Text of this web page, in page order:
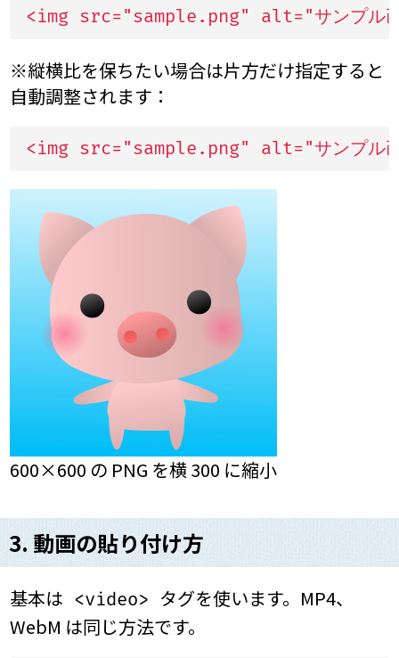
<img src="sample.png" alt="サンプ
※縦横比を保ちたい場合は片方だけ指定すると
自動調整されます：
<img src="sample.png" alt="サンプル
600×600 の PNG を横 300 に縮小
3. 動画の貼り付け方
基本は <video>
タグを使います。MP4、
WebM は同じ方法です。